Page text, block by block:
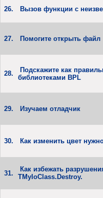
26. Вызов функции с
27. Помогите открыть файл
28.
Подскажите как
библиотеками BPL
29. Изучаем отладчик
30. Как изменить цвет
31.
Как избежать
TMyIoClass.Destroy.